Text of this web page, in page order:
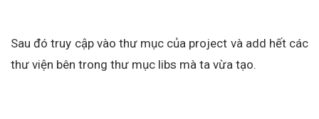
Sau đó truy cập vào thư mục của project và add hết các
thư viện bên trong thư mục libs mà ta vừa tạo.